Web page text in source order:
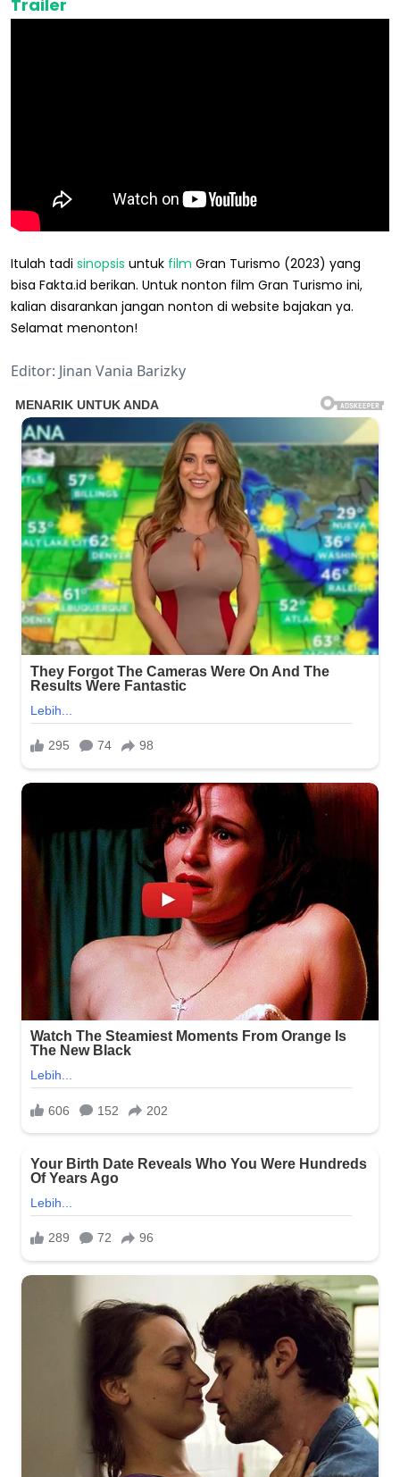
Trailer
Itulah tadi sinopsis untuk film Gran Turismo (2023) yang
bisa Fakta.id berikan. Untuk nonton film Gran Turismo ini,
kalian disarankan jangan nonton di website bajakan ya.
Selamat menonton!
Editor: Jinan Vania Barizky